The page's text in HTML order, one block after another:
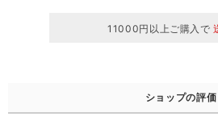
11000円以上ご購入で
ショップの評価